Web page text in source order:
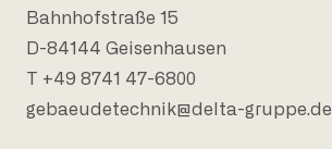
Bahnhofstraße 15
D-84144 Geisenhausen
T +49 8741 47-6800
gebaeudetechnik@delta-gruppe.de